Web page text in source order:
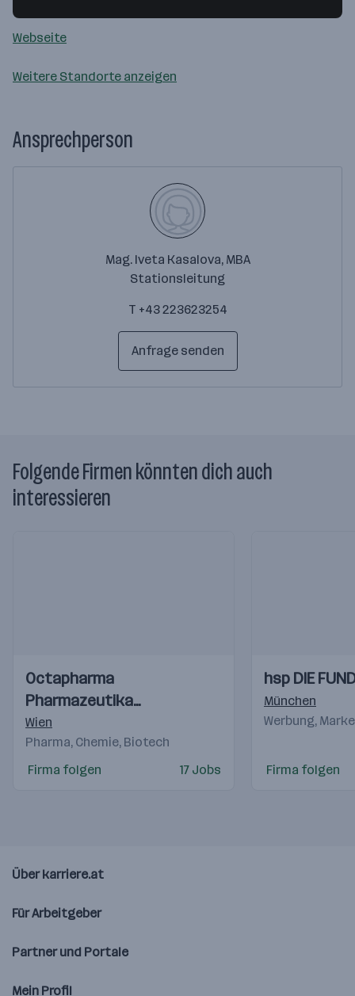
Webseite
Weitere Standorte anzeigen
Ansprechperson
Mag. Iveta Kasalova, MBA
Stationsleitung
T +43 223623254
Anfrage senden
Folgende Firmen könnten dich auch
interessieren
Videos
Einblicke
Einblicke
Octapharma
Pharmazeutika
Produktionsges.m.b.H.
Wien
Pharma, Chemie, Biotech
Firma folgen
17 Jobs
Videos
Einblicke
Einblicke
hsp DIE
München
Werbung,
Firma folgen
Über karriere.at
Für Arbeitgeber
Partner und Portale
Mein Profil